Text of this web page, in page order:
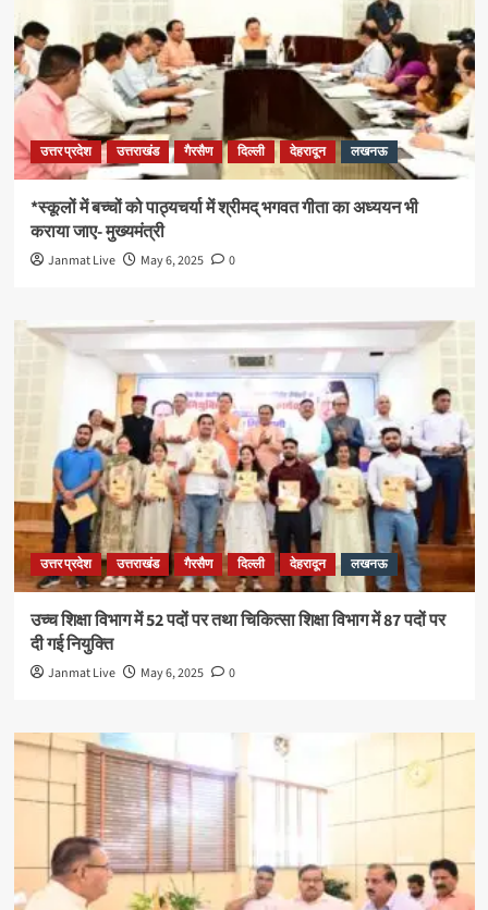
उत्तर प्रदेश उत्तराखंड गैरसैण दिल्ली देहरादून लखनऊ
*स्कूलों में बच्चों को पाठ्यचर्या में श्रीमद् भगवत गीता का अध्ययन भी
कराया जाए- मुख्यमंत्री
Janmat Live May 6, 2025 0
उत्तर प्रदेश उत्तराखंड गैरसैण दिल्ली देहरादून लखनऊ
उच्च शिक्षा विभाग में 52 पदों पर तथा चिकित्सा शिक्षा विभाग में 87 पदों पर
दी गई नियुक्ति
Janmat Live May 6, 2025 0